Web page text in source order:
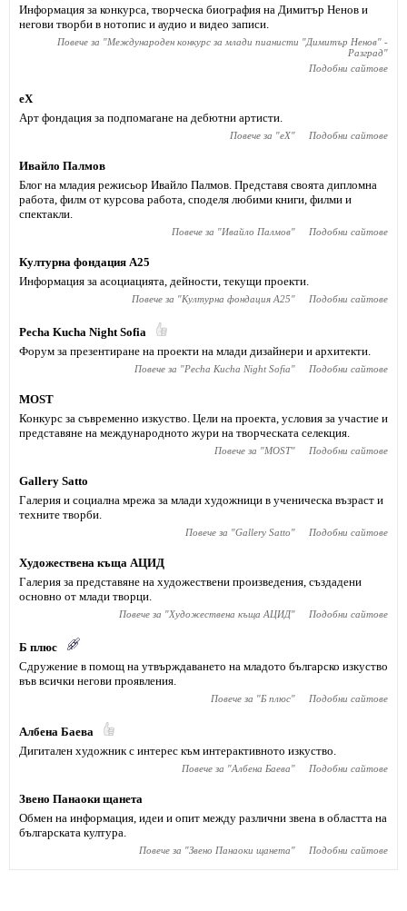
Информация за конкурса, творческа биография на Димитър Ненов и
негови творби в нотопис и аудио и видео записи.
Повече за "Международен конкурс за млади пианисти "Димитър Ненов" -
Разград"
Подобни сайтове
eX
Арт фондация за подпомагане на дебютни артисти.
Повече за "eX" Подобни сайтове
Ивайло Палмов
Блог на младия режисьор Ивайло Палмов. Представя своята дипломна
работа, филм от курсова работа, споделя любими книги, филми и
спектакли.
Повече за "Ивайло Палмов" Подобни сайтове
Културна фондация А25
Информация за асоциацията, дейности, текущи проекти.
Повече за "Културна фондация А25" Подобни сайтове
Pecha Kucha Night Sofia
Форум за презентиране на проекти на млади дизайнери и архитекти.
Повече за "Pecha Kucha Night Sofia" Подобни сайтове
MOST
Конкурс за съвременно изкуство. Цели на проекта, условия за участие и
представяне на международното жури на творческата селекция.
Повече за "MOST" Подобни сайтове
Gallery Satto
Галерия и социална мрежа за млади художници в ученическа възраст и
техните творби.
Повече за "Gallery Satto" Подобни сайтове
Художествена къща АЦИД
Галерия за представяне на художествени произведения, създадени
основно от млади творци.
Повече за "Художествена къща АЦИД" Подобни сайтове
Б плюс
Сдружение в помощ на утвърждаването на младото българско изкуство
във всички негови проявления.
Повече за "Б плюс" Подобни сайтове
Албена Баева
Дигитален художник с интерес към интерактивното изкуство.
Повече за "Албена Баева" Подобни сайтове
Звено Панаоки щанета
Обмен на информация, идеи и опит между различни звена в областта на
българската култура.
Повече за "Звено Панаоки щанета" Подобни сайтове